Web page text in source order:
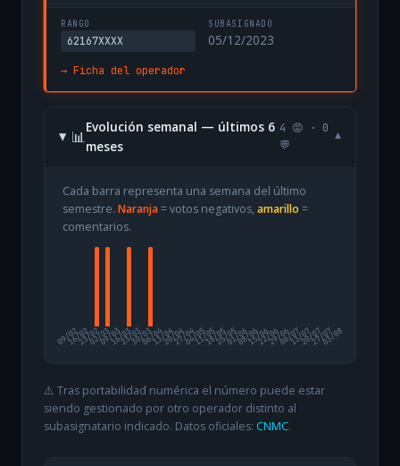
RANGO
62167XXXX
SUBASIGNADO
05/12/2023
→ Ficha del operador
📊
Evolución semanal — últimos 6
meses
4 😡 · 0
💬
▾
Cada barra representa una semana del último
semestre. Naranja= votos negativos, amarillo =
comentarios.
09/02
16/0223/0202/0309/0316/0323/0330/0306/0413/0420/0427/0404/0511/0518/0525/0501/0608/0615/0622/0629/0606/0713/0720/0727/07
03/08
⚠️ Tras portabilidad numérica el número puede estar
siendo gestionado por otro operador distinto al
subasignatario indicado. Datos oficiales: CNMC.